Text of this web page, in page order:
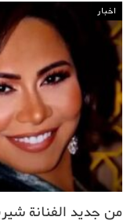
اخبار
من جديد الفنانة